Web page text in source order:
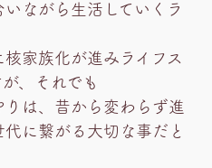
ながら生活していくラ
家族化が進みライフス
、それでも
は、昔から変わらず進
に繋がる大切な事だと